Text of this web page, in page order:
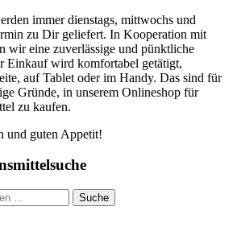
immer dienstags, mittwochs und
zu Dir geliefert. In Kooperation mit
wir eine zuverlässige und pünktliche
Einkauf wird komfortabel getätigt,
auf Tablet oder im Handy. Das sind für
Gründe, in unserem Onlineshop für
zu kaufen.
und guten Appetit!
Suche